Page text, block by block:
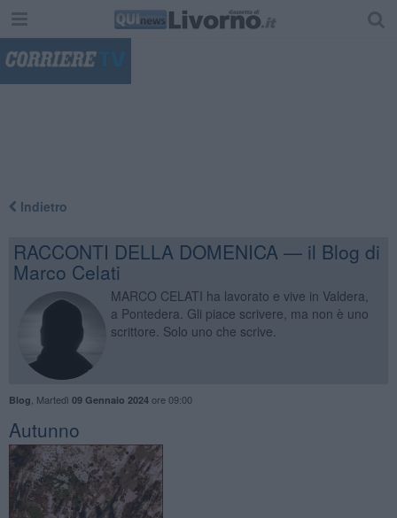
Indietro
RACCONTI DELLA DOMENICA — il Blog di
Marco Celati
MARCO CELATI ha lavorato e vive in Valdera,
a Pontedera. Gli piace scrivere, ma non è uno
scrittore. Solo uno che scrive.
Blog Martedì 09 Gennaio 2024ore 09:00
Autunno